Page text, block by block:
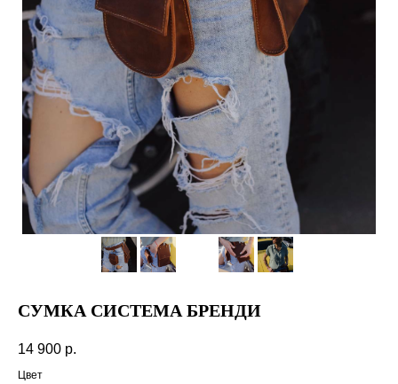
СУМКА СИСТЕМА БРЕНДИ
14 900 р.
Цвет